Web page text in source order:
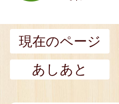
現在のページ
あしあと